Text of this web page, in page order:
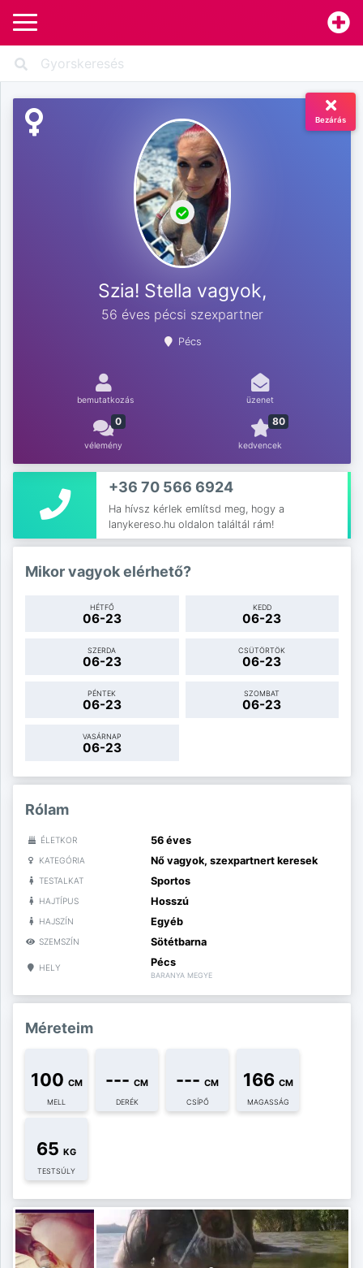
Bezárás
Szia! Stella vagyok,
56 éves pécsi szexpartner
Pécs
bemutatkozás üzenet
0
vélemény
80
kedvencek
+36 70 566 6924
Ha hívsz kérlek említsd meg, hogy a
lanykereso.hu oldalon találtál rám!
Mikor vagyok elérhető?
HÉTFŐ
06-23
KEDD
06-23
SZERDA
06-23
CSÜTÖRTÖK
06-23
PÉNTEK
06-23
SZOMBAT
06-23
VASÁRNAP
06-23
Rólam
ÉLETKOR 56 éves
KATEGÓRIA Nő vagyok, szexpartnert keresek
TESTALKAT Sportos
HAJTÍPUS Hosszú
HAJSZÍN Egyéb
SZEMSZÍN Sötétbarna
HELY Pécs
BARANYA MEGYE
Méreteim
100 CM
MELL
--- CM
DERÉK
--- CM
CSÍPŐ
166 CM
MAGASSÁG
65 KG
TESTSÚLY